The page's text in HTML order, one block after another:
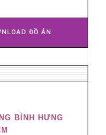
ĐỒ ÁN
BÌNH HƯNG